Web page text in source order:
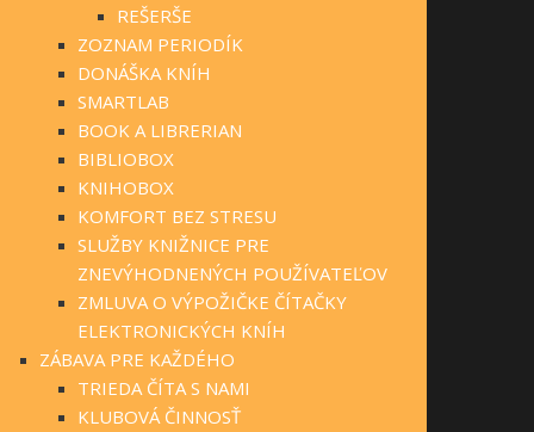
REŠERŠE
ZOZNAM PERIODÍK
DONÁŠKA KNÍH
SMARTLAB
BOOK A LIBRERIAN
BIBLIOBOX
KNIHOBOX
KOMFORT BEZ STRESU
SLUŽBY KNIŽNICE PRE
ZNEVÝHODNENÝCH POUŽÍVATEĽOV
ZMLUVA O VÝPOŽIČKE ČÍTAČKY
ELEKTRONICKÝCH KNÍH
ZÁBAVA PRE KAŽDÉHO
TRIEDA ČÍTA S NAMI
KLUBOVÁ ČINNOSŤ